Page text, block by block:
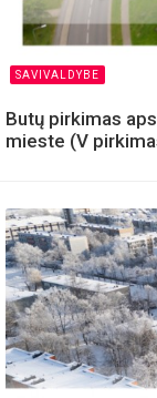
SAVIVALDYBE
Butų pirkimas
mieste (V